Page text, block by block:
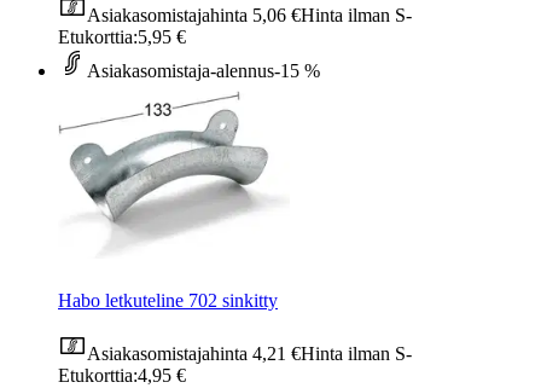
Asiakasomistajahinta 5,06 €Hinta ilman S-
Etukorttia:5,95 €
Asiakasomistaja-alennus-15 %
Habo letkuteline 702 sinkitty
Asiakasomistajahinta 4,21 €Hinta ilman S-
Etukorttia:4,95 €